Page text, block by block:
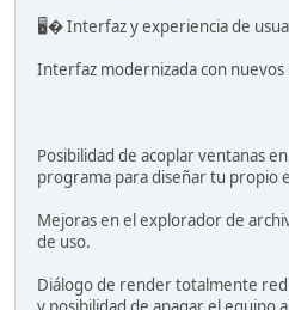
🖥� Interfaz y experiencia de
Interfaz modernizada con
Posibilidad de acoplar ventanas
programa para diseñar tu propio
Mejoras en el explorador de
de uso.
Diálogo de render totalmente